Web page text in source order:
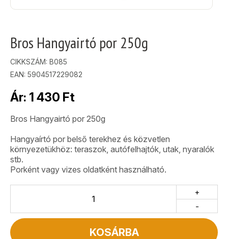
Bros Hangyairtó por 250g
CIKKSZÁM: B085
EAN: 5904517229082
Ár: 1 430 Ft
Bros Hangyairtó por 250g
Hangyaírtó por belső terekhez és közvetlen
környezetükhöz: teraszok, autófelhajtók, utak, nyaralók
stb.
Porként vagy vizes oldatként használható.
-
+
KOSÁRBA